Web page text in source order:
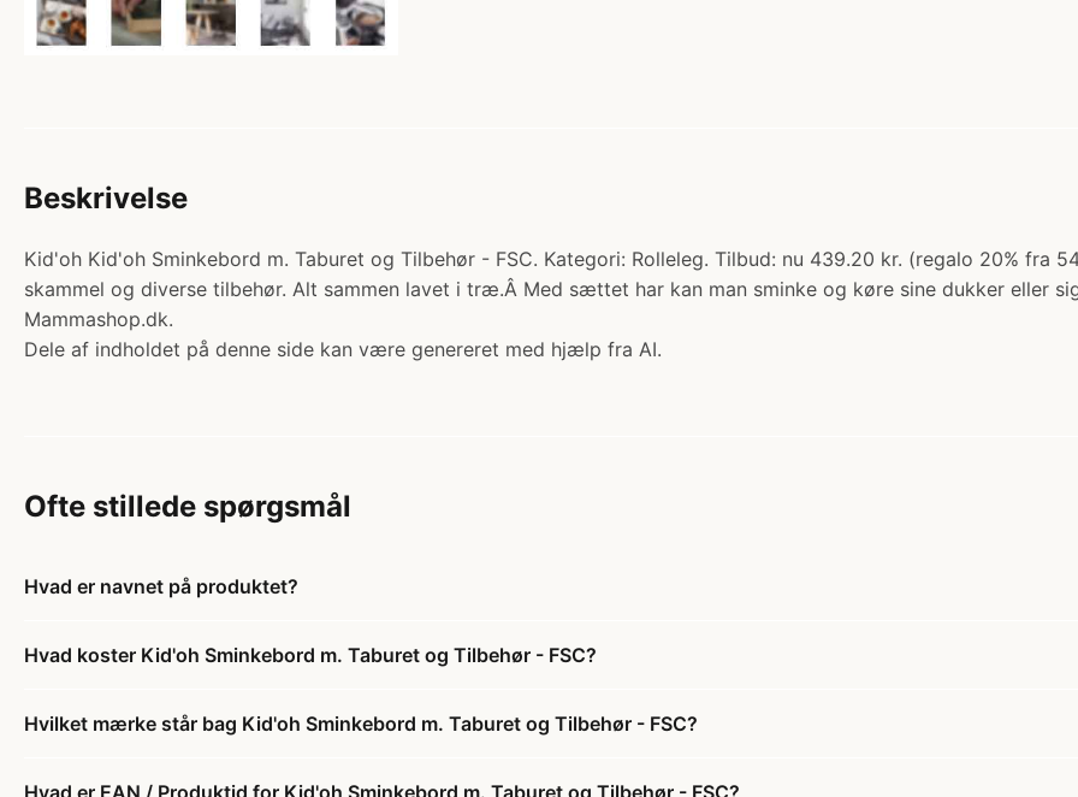
Beskrivelse
Kid'oh Kid'oh Sminkebord m. Taburet og Tilbehør - FSC. Kategori: Rolleleg. Tilbud: nu 439.20 kr. (regalo 20% fra
skammel og diverse tilbehør. Alt sammen lavet i træ.Â Med sættet har kan man sminke og køre sine dukker eller
Mammashop.dk.
Dele af indholdet på denne side kan være genereret med hjælp fra AI.
Ofte stillede spørgsmål
Hvad er navnet på produktet?
Hvad koster Kid'oh Sminkebord m. Taburet og Tilbehør - FSC?
Hvilket mærke står bag Kid'oh Sminkebord m. Taburet og Tilbehør - FSC?
Hvad er EAN / Produktid for Kid'oh Sminkebord m. Taburet og Tilbehør - FSC?